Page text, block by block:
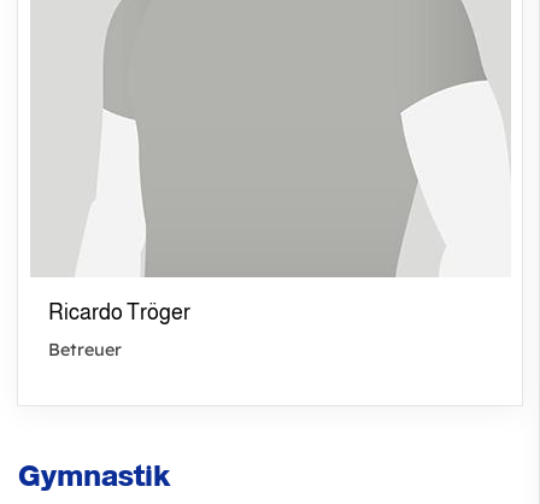
Ricardo Tröger
Betreuer
Gymnastik